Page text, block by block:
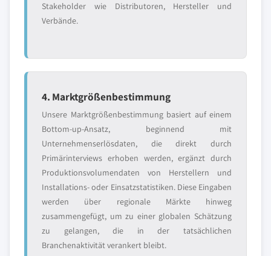
Stakeholder wie Distributoren, Hersteller und
Verbände.
4. Marktgrößenbestimmung
Unsere Marktgrößenbestimmung basiert auf einem
Bottom-up-Ansatz, beginnend mit
Unternehmenserlösdaten, die direkt durch
Primärinterviews erhoben werden, ergänzt durch
Produktionsvolumendaten von Herstellern und
Installations- oder Einsatzstatistiken. Diese Eingaben
werden über regionale Märkte hinweg
zusammengefügt, um zu einer globalen Schätzung
zu gelangen, die in der tatsächlichen
Branchenaktivität verankert bleibt.